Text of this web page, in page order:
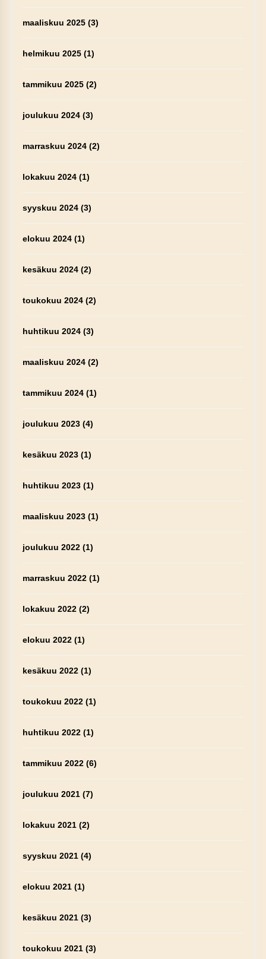
maaliskuu 2025(3)
helmikuu 2025(1)
tammikuu 2025(2)
joulukuu 2024(3)
marraskuu 2024(2)
lokakuu 2024(1)
syyskuu 2024(3)
elokuu 2024(1)
kesäkuu 2024(2)
toukokuu 2024(2)
huhtikuu 2024(3)
maaliskuu 2024(2)
tammikuu 2024(1)
joulukuu 2023(4)
kesäkuu 2023(1)
huhtikuu 2023(1)
maaliskuu 2023(1)
joulukuu 2022(1)
marraskuu 2022(1)
lokakuu 2022(2)
elokuu 2022(1)
kesäkuu 2022(1)
toukokuu 2022(1)
huhtikuu 2022(1)
tammikuu 2022(6)
joulukuu 2021(7)
lokakuu 2021(2)
syyskuu 2021(4)
elokuu 2021(1)
kesäkuu 2021(3)
toukokuu 2021(3)